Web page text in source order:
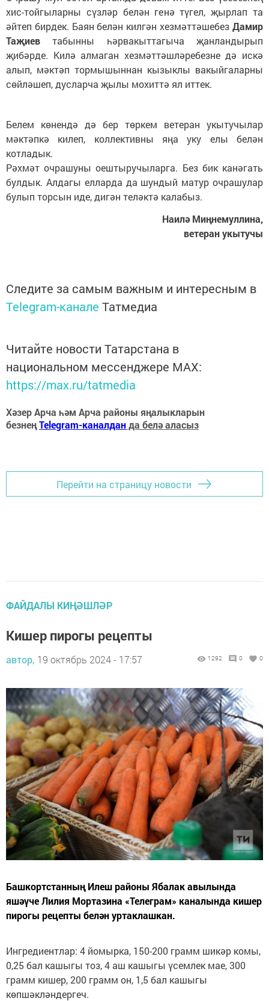
хис-тойгыларны сүзләр белән генә түгел, җырлап та
әйтеп бирдек. Баян белән килгән хезмәттәшебез Дамир
Таҗиев табынны һәрвакыттагыча җанландырып
җибәрде. Килә алмаган хезмәттәшләребезне дә искә
алып, мәктәп тормышыннан кызыклы вакыйгаларны
сөйләшеп, дусларча җылы мохиттә ял иттек.
Белем көнендә дә бер төркем ветеран укытучылар
мәктәпкә килеп, коллективны яңа уку елы белән
котладык.
Рәхмәт очрашуны оештыручыларга. Без бик канәгать
булдык. Алдагы елларда да шундый матур очрашулар
булып торсын иде, дигән теләктә калабыз.
Наилә Миңнемуллина,
ветеран укытучы
Следите за самым важным и интересным в
Telegram-канале Татмедиа
Читайте новости Татарстана в
национальном мессенджере MАХ:
https://max.ru/tatmedia
Хәзер Арча һәм Арча районы яңалыкларын
безнеңTelegram-каналданда белә аласыз
Перейти на страницу новости
ФАЙДАЛЫ КИҢӘШЛӘР
Кишер пирогы рецепты
автор, 19 октябрь 2024 - 17:57 1292 0 0
Башкортстанның Илеш районы Ябалак авылында
яшәүче Лилия Мортазина «Телеграм» каналында кишер
пирогы рецепты белән уртаклашкан.
Ингредиентлар: 4 йомырка, 150-200 грамм шикәр комы,
0,25 бал кашыгы тоз, 4 аш кашыгы үсемлек мае, 300
грамм кишер, 200 грамм он, 1,5 бал кашыгы
көпшәкләндергеч.